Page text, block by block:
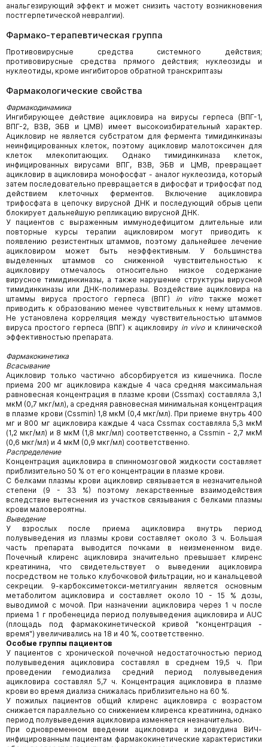
анальгезирующий эффект и может снизить частоту возникновения
постгерпетической невралгии).
Фармако-терапевтическая группа
Противовирусные средства системного действия;
противовирусные средства прямого действия; нуклеозиды и
нуклеотиды, кроме ингибиторов обратной транскриптазы
Фармакологические свойства
Фармакодинамика
Ингибирующее действие ацикловира на вирусы герпеса (ВПГ-1,
ВПГ-2, ВЗВ, ЭБВ и ЦМВ) имеет высокоизбирательный характер.
Ацикловир не является субстратом для фермента тимидинкиназы
неинфицированных клеток, поэтому ацикловир малотоксичен для
клеток млекопитающих. Однако тимидинкиназа клеток,
инфицированных вирусами ВПГ, ВЗВ, ЭБВ и ЦМВ, превращает
ацикловир в ацикловира монофосфат - аналог нуклеозида, который
затем последовательно превращается в дифосфат и трифосфат под
действием клеточных ферментов. Включение ацикловира
трифосфата в цепочку вирусной ДНК и последующий обрыв цепи
блокирует дальнейшую репликацию вирусной ДНК.
У пациентов с выраженным иммунодефицитом длительные или
повторные курсы терапии ацикловиром могут приводить к
появлению резистентных штаммов, поэтому дальнейшее лечение
ацикловиром может быть неэффективным. У большинства
выделенных штаммов со сниженной чувствительностью к
ацикловиру отмечалось относительно низкое содержание
вирусное тимидинкиназы, а также нарушение структуры вирусной
тимидинкиназы или ДНК-полимеразы. Воздействие ацикловира на
штаммы вируса простого герпеса (ВПГ) in vitroтакже может
приводить к образованию менее чувствительных к нему штаммов.
Не установлена корреляция между чувствительностью штаммов
вируса простого герпеса (ВПГ) к ацикловиру in vivoи клинической
эффективностью препарата.
Фармакокинетика
Всасывание
Ацикловир только частично абсорбируется из кишечника. После
приема 200 мг ацикловира каждые 4 часа средняя максимальная
равновесная концентрация в плазме крови (Cssmax) составляла 3,1
мкМ (0,7 мкг/мл), а средняя равновесная минимальная концентрация
в плазме крови (Cssmin) 1,8 мкМ (0,4 мкг/мл). При приеме внутрь 400
мг и 800 мг ацикловира каждые 4 часа Cssmax составляла 5,3 мкМ
(1,2 мкг/мл) и 8 мкМ (1,8 мкг/мл) соответственно, a Cssmin - 2,7 мкМ
(0,6 мкг/мл) и 4 мкМ (0,9 мкг/мл) соответственно.
Распределение
Концентрация ацикловира в спинномозговой жидкости составляет
приблизительно 50 % от его концентрации в плазме крови.
С белками плазмы крови ацикловир связывается в незначительной
степени (9 - 33 %) поэтому лекарственные взаимодействия
вследствие вытеснения из участков связывания с белками плазмы
крови маловероятны.
Выведение
У взрослых после приема ацикловира внутрь период
полувыведения из плазмы крови составляет около 3 ч. Большая
часть препарата выводится почками в неизмененном виде.
Почечный клиренс ацикловира значительно превышает клиренс
креатинина, что свидетельствует о выведении ацикловира
посредством не только клубочковой фильтрации, но и канальцевой
секреции. 9-карбоксиметокси-метилгуанин является основным
метаболитом ацикловира и составляет около 10 - 15 % дозы,
выводимой с мочой. При назначении ацикловира через 1 ч после
приема 1 г пробенецида период полувыведения ацикловира и AUC
(площадь под фармакокинетической кривой "концентрация -
время") увеличивались на 18 и 40 %, соответственно.
Особые группы пациентов
У пациентов с хронической почечной недостаточностью период
полувыведения ацикловира составлял в среднем 19,5 ч. При
проведении гемодиализа средний период полувыведения
ацикловира составлял 5,7 ч. Концентрация ацикловира в плазме
крови во время диализа снижалась приблизительно на 60 %.
У пожилых пациентов общий клиренс ацикловира с возрастом
снижается параллельно со снижением клиренса креатинина, однако
период полувыведения ацикловира изменяется незначительно.
При одновременном введении ацикловира и зидовудина ВИЧ-
инфицированным пациентам фармакокинетические характеристики